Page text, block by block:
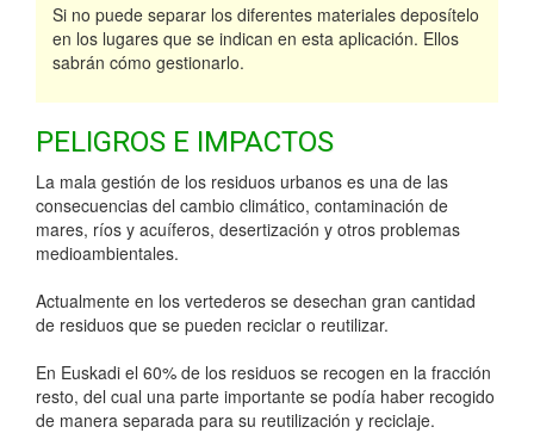
Si no puede separar los diferentes materiales deposítelo
en los lugares que se indican en esta aplicación. Ellos
sabrán cómo gestionarlo.
PELIGROS E IMPACTOS
La mala gestión de los residuos urbanos es una de las
consecuencias del cambio climático, contaminación de
mares, ríos y acuíferos, desertización y otros problemas
medioambientales.
Actualmente en los vertederos se desechan gran cantidad
de residuos que se pueden reciclar o reutilizar.
En Euskadi el 60% de los residuos se recogen en la fracción
resto, del cual una parte importante se podía haber recogido
de manera separada para su reutilización y reciclaje.